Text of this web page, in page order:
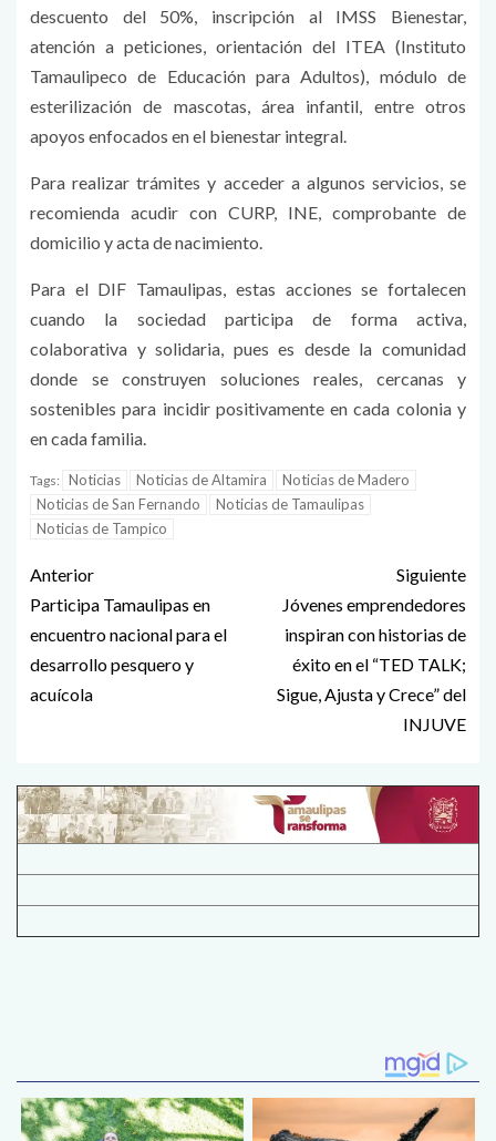
descuento del 50%, inscripción al IMSS Bienestar,
atención a peticiones, orientación del ITEA (Instituto
Tamaulipeco de Educación para Adultos), módulo de
esterilización de mascotas, área infantil, entre otros
apoyos enfocados en el bienestar integral.
Para realizar trámites y acceder a algunos servicios, se
recomienda acudir con CURP, INE, comprobante de
domicilio y acta de nacimiento.
Para el DIF Tamaulipas, estas acciones se fortalecen
cuando la sociedad participa de forma activa,
colaborativa y solidaria, pues es desde la comunidad
donde se construyen soluciones reales, cercanas y
sostenibles para incidir positivamente en cada colonia y
en cada familia.
Tags: Noticias Noticias de Altamira
Noticias de Madero
Noticias de San Fernando
Noticias de Tamaulipas
Noticias de Tampico
Anterior
Participa Tamaulipas en
encuentro nacional para el
desarrollo pesquero y
acuícola
Siguiente
Jóvenes emprendedores
inspiran con historias de
éxito en el “TED TALK;
Sigue, Ajusta y Crece” del
INJUVE